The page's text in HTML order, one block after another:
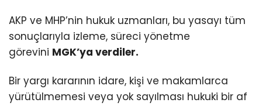
AKP ve MHP’nin hukuk uzmanları, bu yasayı tüm
sonuçlarıyla izleme, süreci yönetme
görevini MGK’ya verdiler.
Bir yargı kararının idare, kişi ve makamlarca
yürütülmemesi veya yok sayılması hukuki bir af